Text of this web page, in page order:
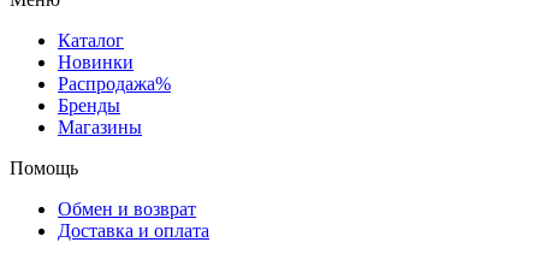
Каталог
Новинки
Распродажа%
Бренды
Магазины
Помощь
Обмен и возврат
Доставка и оплата